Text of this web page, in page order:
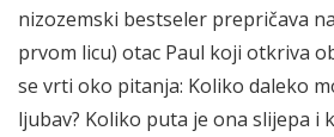
nizozemski bestseler prepričava
prvom licu) otac Paul koji otkriva
se vrti oko pitanja: Koliko daleko
ljubav? Koliko puta je ona slijepa i